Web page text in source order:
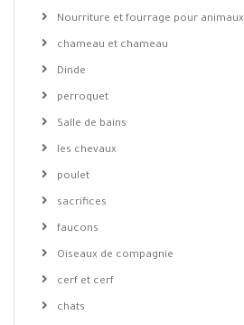
Nourriture et fourrage pour animaux
chameau et chameau
Dinde
perroquet
Salle de bains
les chevaux
poulet
sacrifices
faucons
Oiseaux de compagnie
cerf et cerf
chats